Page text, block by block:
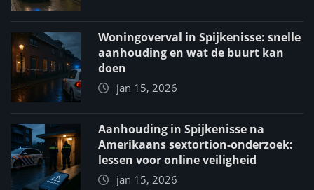
Woningoverval in Spijkenisse: snelle
aanhouding en wat de buurt kan
doen
jan 15, 2026
Aanhouding in Spijkenisse na
Amerikaans sextortion-onderzoek:
lessen voor online veiligheid
jan 15, 2026